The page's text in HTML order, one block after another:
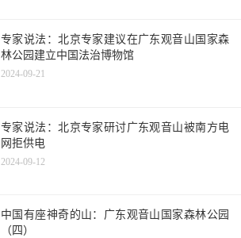
专家说法：北京专家建议在广东观音山国家森
林公园建立中国法治博物馆
2024-09-21
专家说法：北京专家研讨广东观音山被南方电
网拒供电
2024-09-12
中国有座神奇的山：广东观音山国家森林公园
（四）